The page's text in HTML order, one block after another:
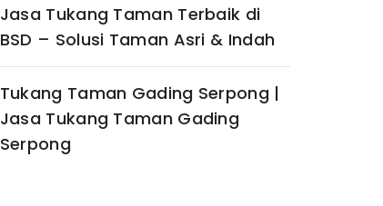
Jasa Tukang Taman Terbaik di
BSD – Solusi Taman Asri & Indah
Tukang Taman Gading Serpong |
Jasa Tukang Taman Gading
Serpong